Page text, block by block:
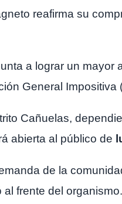
reafirma su
a lograr un
General
Cañuelas,
abierta al público de
de la
frente del organismo.